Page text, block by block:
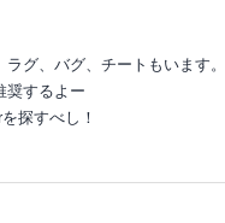
グ、バグ、チートもいます。
奨するよー
探すべし！